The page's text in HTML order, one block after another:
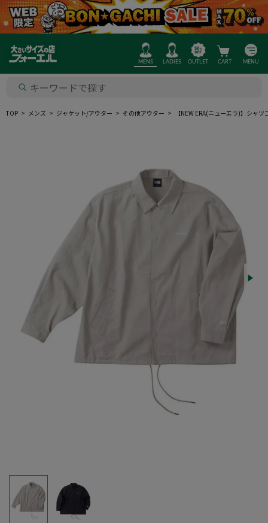
MENS LADIES OUTLET CART MENU
TOP メンズ ジャケット/アウター その他アウター 【NEW ERA(ニューエラ)】シャ